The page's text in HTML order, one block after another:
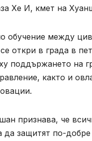
Хе И, кмет на
обучение между
откри в града в
поддържането на
както и
признава, че
защитят по-